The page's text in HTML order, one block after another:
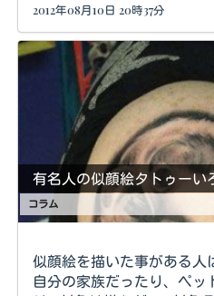
2012年08月10日 20時37分
有名人の似顔絵タトゥーい
コラム
似顔絵を描いた事がある人はい
自分の家族だったり、ペッ